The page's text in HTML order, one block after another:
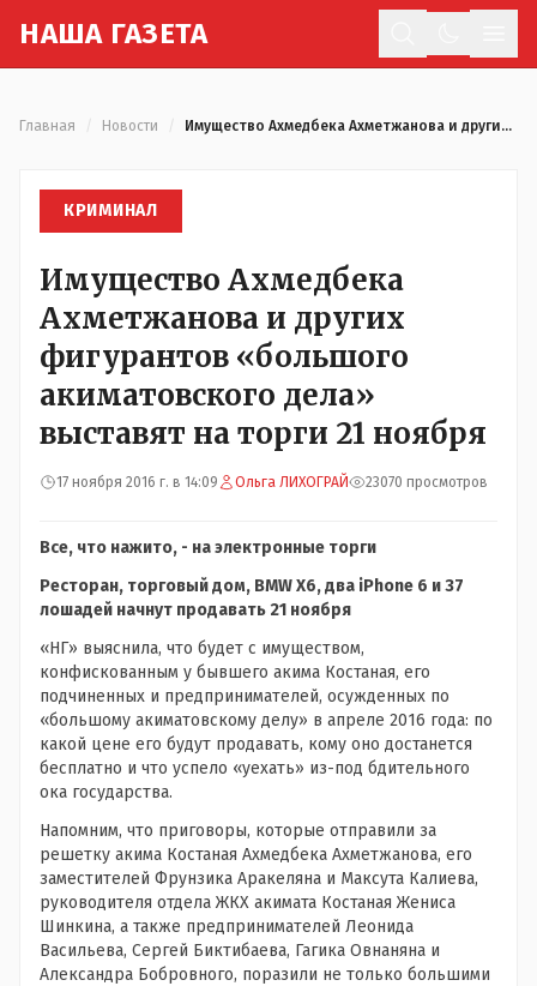
НАША ГАЗЕТА
Главная Новости Имущество Ахмедбека Ахметжанова и других фигурантов «большого акиматовского дела» выставят на торги 21 ноября
КРИМИНАЛ
Имущество Ахмедбека
Ахметжанова и других
фигурантов «большого
акиматовского дела»
выставят на торги 21 ноября
17 ноября 2016 г. в 14:09 Ольга ЛИХОГРАЙ 23070 просмотров
Все, что нажито, - на электронные торги
Ресторан, торговый дом, BMW Х6, два iPhone 6 и 37
лошадей начнут продавать 21 ноября
«НГ» выяснила, что будет с имуществом,
конфискованным у бывшего акима Костаная, его
подчиненных и предпринимателей, осужденных по
«большому акиматовскому делу» в апреле 2016 года: по
какой цене его будут продавать, кому оно достанется
бесплатно и что успело «уехать» из-под бдительного
ока государства.
Напомним, что приговоры, которые отправили за
решетку акима Костаная Ахмедбека Ахметжанова, его
заместителей Фрунзика Аракеляна и Максута Калиева,
руководителя отдела ЖКХ акимата Костаная Жениса
Шинкина, а также предпринимателей Леонида
Васильева, Сергей Биктибаева, Гагика Овнаняна и
Александра Бобровного, поразили не только большими